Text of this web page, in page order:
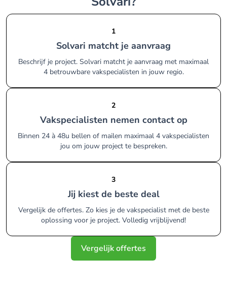
1
Solvari matcht je aanvraag
Beschrijf je project. Solvari matcht je aanvraag met maximaal
4 betrouwbare vakspecialisten in jouw regio.
2
Vakspecialisten nemen contact op
Binnen 24 à 48u bellen of mailen maximaal 4 vakspecialisten
jou om jouw project te bespreken.
3
Jij kiest de beste deal
Vergelijk de offertes. Zo kies je de vakspecialist met de beste
oplossing voor je project. Volledig vrijblijvend!
Vergelijk offertes